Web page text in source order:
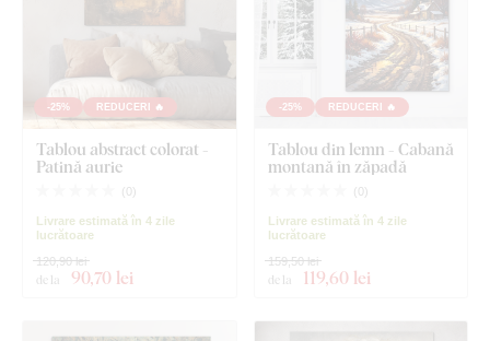
-25% REDUCERI 🔥
Tablou abstract colorat -
Patină aurie
( 0)
Livrare estimată în 4 zile
lucrătoare
de la 90,70 lei
120,90 lei
-25% REDUCERI 🔥
Tablou din lemn - Cabană
montană în zăpadă
( 0)
Livrare estimată în 4 zile
lucrătoare
de la 119,60 lei
159,50 lei